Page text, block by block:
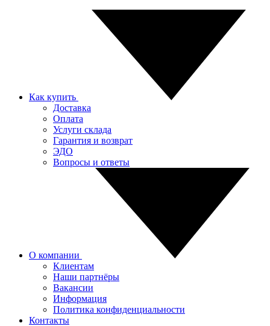
Как купить
Доставка
Оплата
Услуги склада
Гарантия и возврат
ЭДО
Вопросы и ответы
О компании
Клиентам
Наши партнёры
Вакансии
Информация
Политика конфиденциальности
Контакты